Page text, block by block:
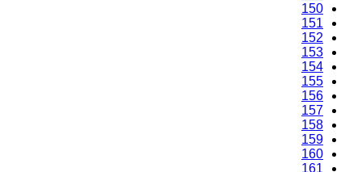
150
151
152
153
154
155
156
157
158
159
160
161